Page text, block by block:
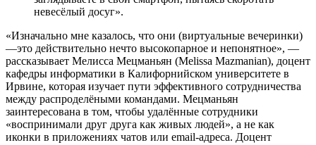
невесёлый досуг».
«Изначально мне казалось, что они (виртуальные вечеринки)
—это действительно нечто высокопарное и непонятное», —
рассказывает Мелисса Мецманьян (Melissa Mazmanian), доцент
кафедры информатики в Калифорнийском университете в
Ирвине, которая изучает пути эффективного сотрудничества
между распроделёными командами. Мецманьян
заинтересована в том, чтобы удалённые сотрудники
«воспринимали друг друга как живых людей», а не как
иконки в приложениях чатов или email-адреса. Доцент